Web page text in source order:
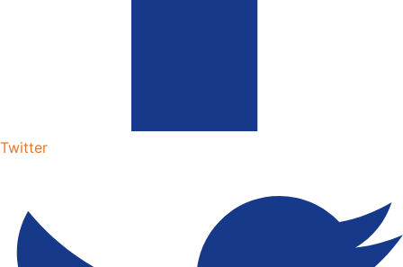
Twitter